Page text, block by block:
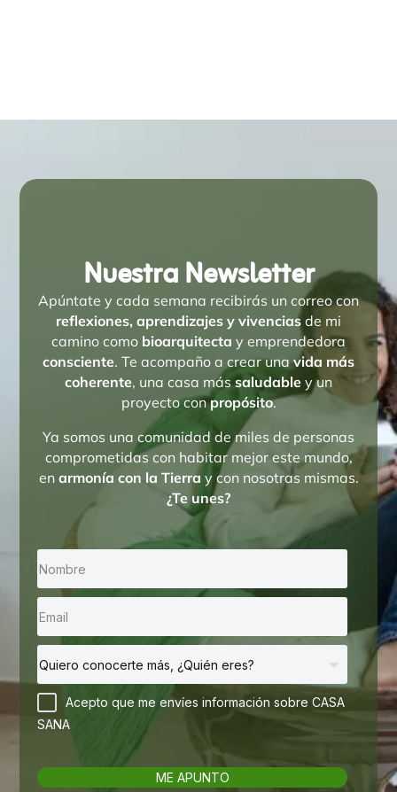
Nuestra Newsletter
Apúntate y cada semana recibirás un correo con
reflexiones, aprendizajes y vivencias de mi
camino como bioarquitecta y emprendedora
consciente. Te acompaño a crear unavida más
coherente, una casa mássaludable y un
proyecto conpropósito.
Ya somos una comunidad de miles de personas
comprometidas con habitar mejor este mundo,
en armonía con la Tierra y con nosotras mismas.
¿Te unes?
Acepto que me envíes información sobre CASA
SANA
ME APUNTO